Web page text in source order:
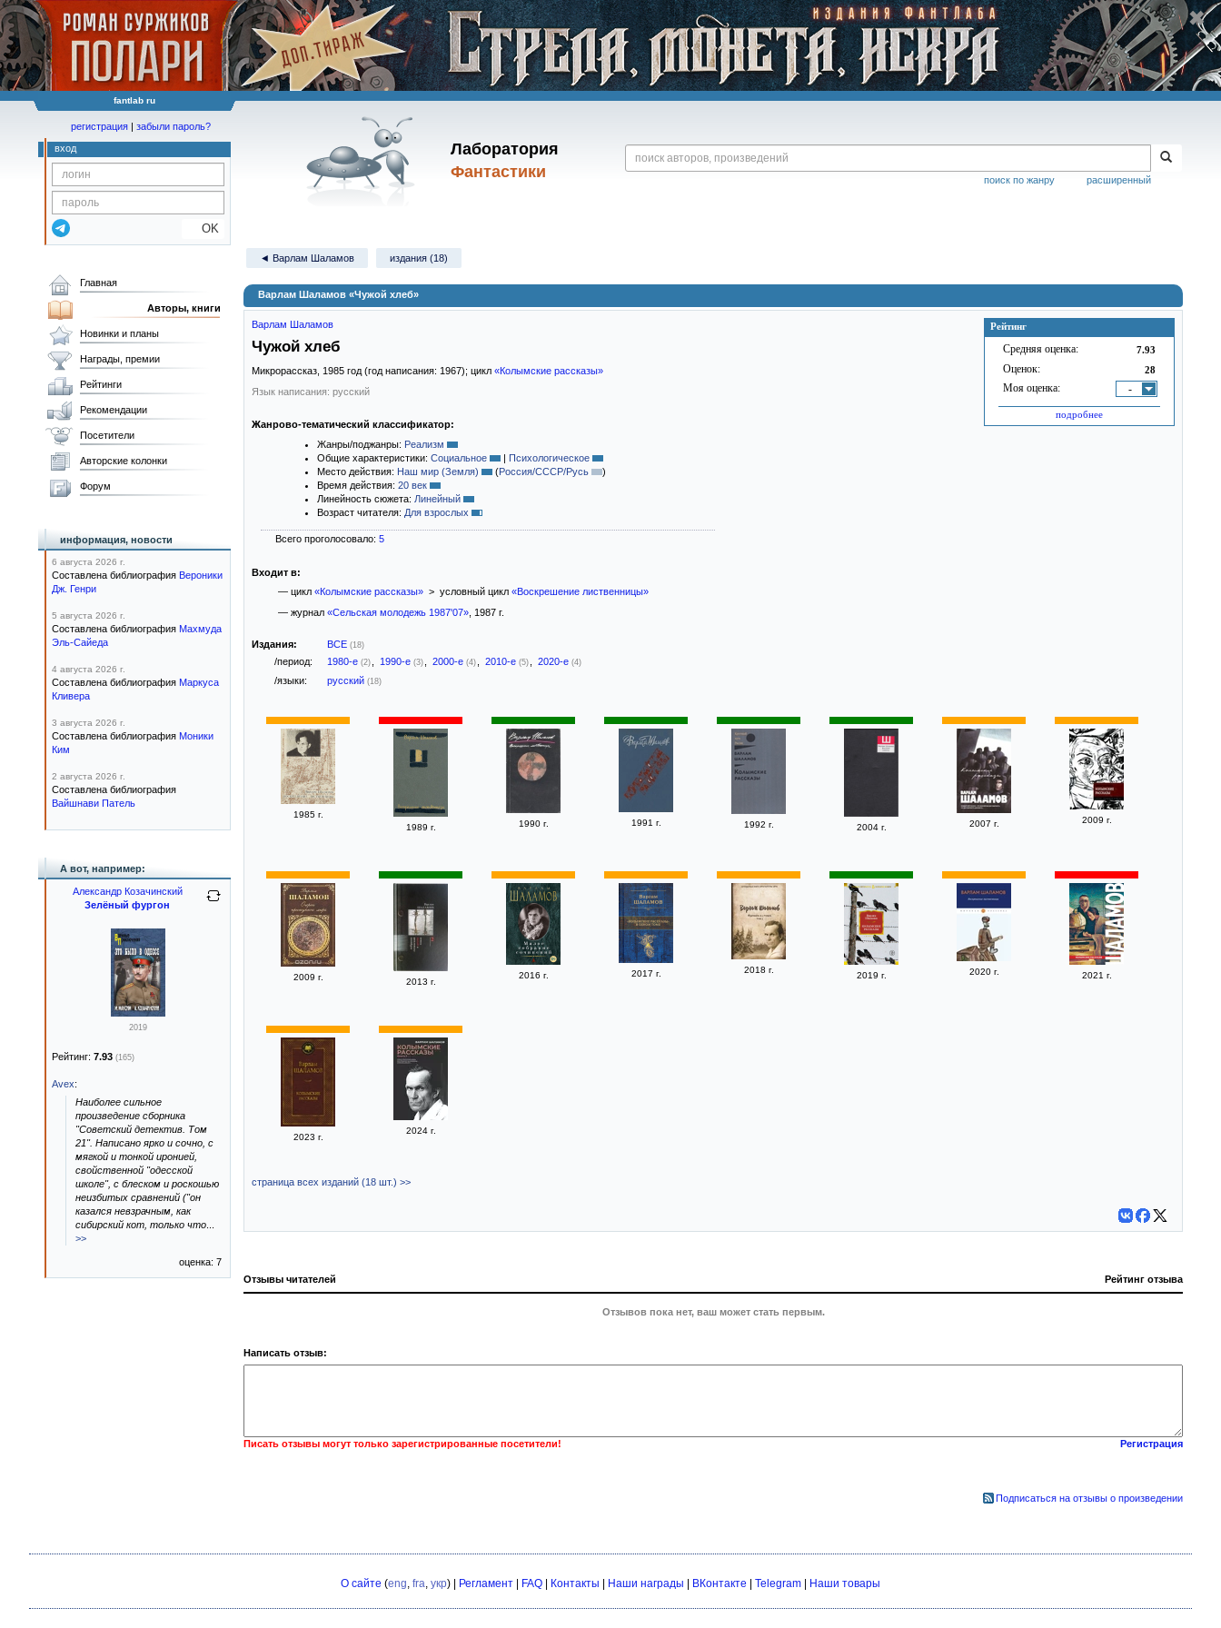
fantlab ru
Лаборатория
Фантастики
расширенный
поиск по жанру
регистрация | забыли пароль?
вход
OK
◄ Варлам Шаламов издания (18)
Варлам Шаламов «Чужой хлеб»
Рейтинг
Средняя оценка: 7.93
Оценок: 28
Моя оценка: -
подробнее
Варлам Шаламов
Чужой хлеб
Микрорассказ, 1985 год (год написания: 1967); цикл «Колымские рассказы»
Язык написания: русский
Жанрово-тематический классификатор:
Жанры/поджанры: Реализм
Общие характеристики: Социальное | Психологическое
Место действия: Наш мир (Земля) (Россия/СССР/Русь
)
Время действия: 20 век
Линейность сюжета: Линейный
Возраст читателя: Для взрослых
Всего проголосовало: 5
Входит в:
— цикл «Колымские рассказы»> условный цикл «Воскрешение лиственницы»
— журнал «Сельская молодежь 1987'07», 1987 г.
Издания: ВСЕ (18)
/период: 1980-е (2) 1990-е (3) 2000-е (4) 2010-е (5) 2020-е (4)
/языки: русский (18)
1985 г.
1989 г.
1990 г. 1991 г. 1992 г. 2004 г. 2007 г. 2009 г.
2009 г. 2013 г.
2016 г. 2017 г. 2018 г.
2019 г. 2020 г. 2021 г.
2023 г.
2024 г.
страница всех изданий (18 шт.) >>
Отзывы читателей Рейтинг отзыва
Отзывов пока нет, ваш может стать первым.
Написать отзыв:
Писать отзывы могут только зарегистрированные посетители! Регистрация
Подписаться на отзывы о произведении
Главная
Авторы, книги
Новинки и планы
Награды, премии
Рейтинги
Рекомендации
Посетители
Авторские колонки
Форум
информация, новости
6 августа 2026 г.
Составлена библиография Вероники
Дж. Генри
5 августа 2026 г.
Составлена библиография Махмуда
Эль-Сайеда
4 августа 2026 г.
Составлена библиография Маркуса
Кливера
3 августа 2026 г.
Составлена библиография Моники
Ким
2 августа 2026 г.
Составлена библиография
Вайшнави Патель
А вот, например:
Александр Козачинский
Зелёный фургон
2019
Рейтинг: 7.93 (165)
Avex:
Наиболее сильное
произведение сборника
"Советский детектив. Том
21". Написано ярко и сочно, с
мягкой и тонкой иронией,
свойственной "одесской
школе", с блеском и роскошью
неизбитых сравнений ("он
казался невзрачным, как
сибирский кот, только что
>>
оценка: 7
О сайте (eng, fra, укр) | Регламент FAQ Контакты Наши награды ВКонтакте Telegram Наши товары